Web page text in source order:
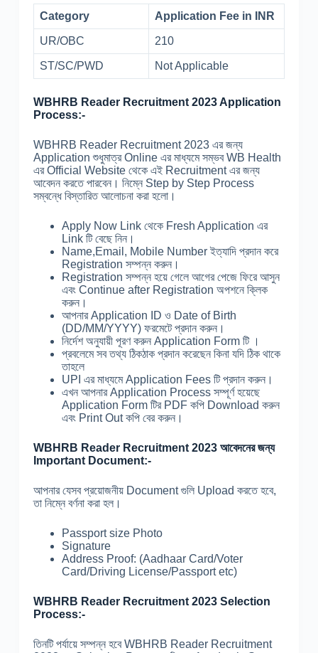
Category Application Fee in INR
UR/OBC 210
ST/SC/PWD Not Applicable
WBHRB Reader Recruitment 2023 Application
Process:-
WBHRB Reader Recruitment 2023 এর জন্য
Application শুধুমাত্র Online এর মাধ্যমে সম্ভব WB Health
এর Official Website থেকে এই Recruitment এর জন্য
আবেদন করতে পারবেন। নিম্নে Step by Step Process
সম্বন্ধে বিস্তারিত আলোচনা করা হলো।
Apply Now Link থেকে Fresh Application এর
Link টি বেছে নিন।
Name,Email, Mobile Number ইত্যাদি প্রদান করে
Registration সম্পন্ন করুন।
Registration সম্পন্ন হয়ে গেলে আগের পেজে ফিরে আসুন
এবং Continue after Registration অপশনে ক্লিক
করুন।
আপনার Application ID ও Date of Birth
(DD/MM/YYYY) ফরমেটে প্রদান করুন।
নির্দেশ অনুযায়ী পূরণ করুন Application Form টি ।
প্রবলেমে সব তথ্য ঠিকঠাক প্রদান করেছেন কিনা যদি ঠিক থাকে
তাহলে
UPI এর মাধ্যমে Application Fees টি প্রদান করুন।
এখন আপনার Application Process সম্পূর্ণ হয়েছে
Application Form টির PDF কপি Download করুন
এবং Print Out কপি বের করুন।
WBHRB Reader Recruitment 2023 আবেদনের জন্য
Important Document:-
আপনার যেসব প্রয়োজনীয় Document গুলি Upload করতে হবে,
তা নিম্নে বর্ণনা করা হল।
Passport size Photo
Signature
Address Proof: (Aadhaar Card/Voter
Card/Driving License/Passport etc)
WBHRB Reader Recruitment 2023 Selection
Process:-
তিনটি পর্যায়ে সম্পন্ন হবে WBHRB Reader Recruitment